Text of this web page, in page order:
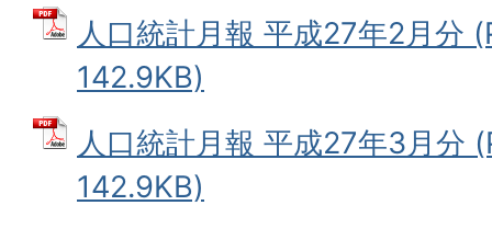
人口統計月報 平成27年2月分
142.9KB)
人口統計月報 平成27年3月分
142.9KB)